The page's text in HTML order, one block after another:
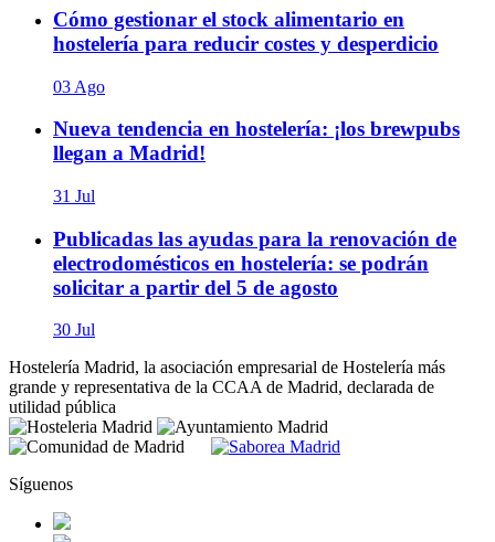
Cómo gestionar el stock alimentario en
hostelería para reducir costes y desperdicio
03 Ago
Nueva tendencia en hostelería: ¡los brewpubs
llegan a Madrid!
31 Jul
Publicadas las ayudas para la renovación de
electrodomésticos en hostelería: se podrán
solicitar a partir del 5 de agosto
30 Jul
Hostelería Madrid, la asociación empresarial de Hostelería más
grande y representativa de la CCAA de Madrid, declarada de
utilidad pública
Síguenos